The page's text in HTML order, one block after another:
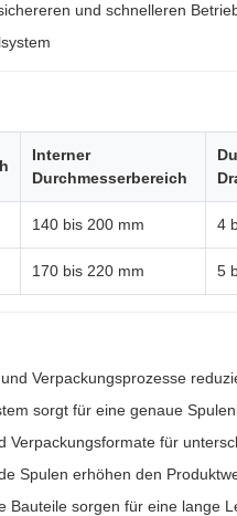
und schnelleren
Interner
Durchmesserbereich
140 bis 200 mm 4
170 bis 220 mm 5
Verpackungsprozesse
sorgt für eine genaue
Verpackungsformate für
Spulen erhöhen den
Bauteile sorgen für eine lange